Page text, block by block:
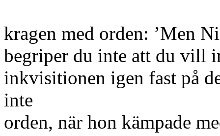
kragen med orden: ’Men
begriper du inte att du vill
inkvisitionen igen fast på
inte
orden, när hon kämpade